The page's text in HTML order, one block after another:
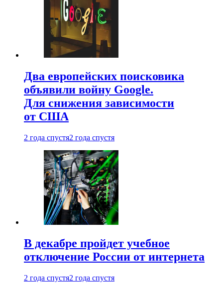
Два европейских поисковика
объявили войну Google.
Для снижения зависимости
от США
2 года спустя2 года спустя
В декабре пройдет учебное
отключение России от интернета
2 года спустя2 года спустя